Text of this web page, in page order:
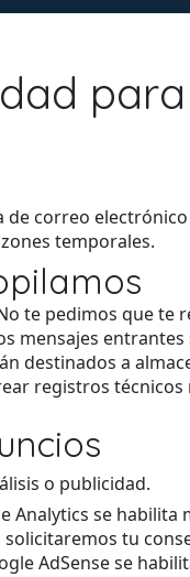
de correo
temporales.
te pedimos que te
mensajes
destinados a
registros
o publicidad.
Analytics se
solicitaremos tu
AdSense se